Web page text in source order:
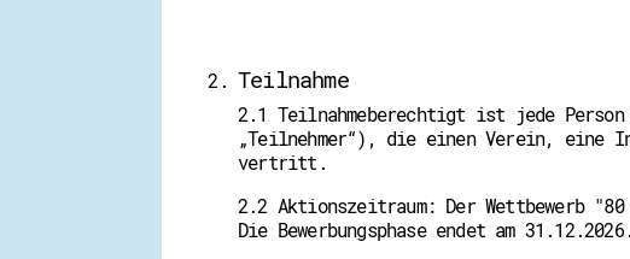
Teilnahme
2.1 Teilnahmeberechtigt ist jede Person
„Teilnehmer“), die einen Verein, eine
vertritt.
2.2 Aktionszeitraum: Der Wettbewerb
Die Bewerbungsphase endet am 31.12.2026.